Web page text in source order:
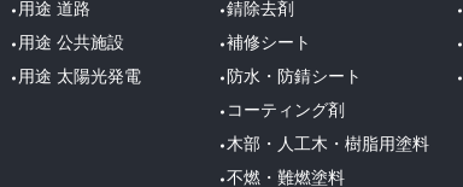
用途 道路
用途 公共施設
用途 太陽光発電
錆除去剤
補修シート
防水・防錆シート
コーティング剤
木部・人工木・樹脂用塗料
不燃・難燃塗料